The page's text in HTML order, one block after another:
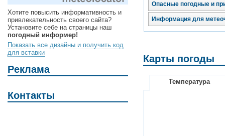
Хотите повысить информативность и
привлекательность своего сайта?
Установите себе на страницы наш
погодный информер!
Показать все дизайны и получить код
для вставки
Реклама
Контакты
Опасные погодные и
Информация для
Карты погоды
Температура